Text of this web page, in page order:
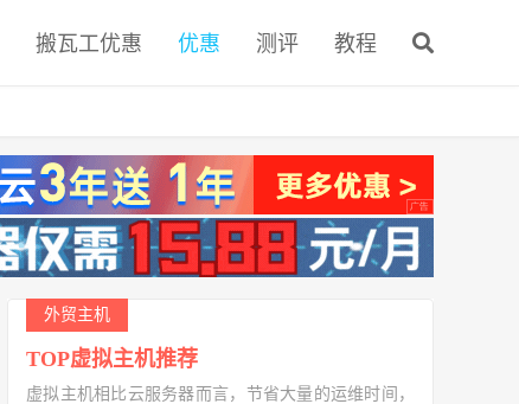
搬瓦工优惠 优惠 测评 教程
外贸主机
TOP虚拟主机推荐
虚拟主机相比云服务器而言，节省大量的运维时间，